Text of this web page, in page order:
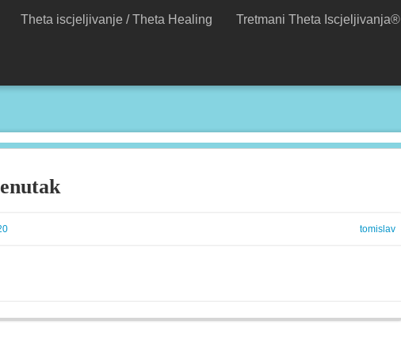
Theta iscjeljivanje / Theta Healing Tretmani Theta Iscjeljivanja®
tomislav